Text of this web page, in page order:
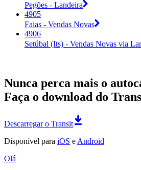
Pegões - Landeira
4905
Faias - Vendas Novas
4906
Setúbal (Its) - Vendas Novas via
Nunca perca mais o
Faça o download do
Descarregar o Transit
Disponível para iOS e Android
Olá